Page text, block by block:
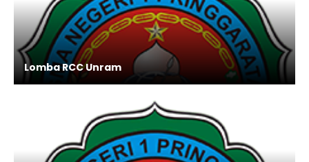
Lomba RCC Unram